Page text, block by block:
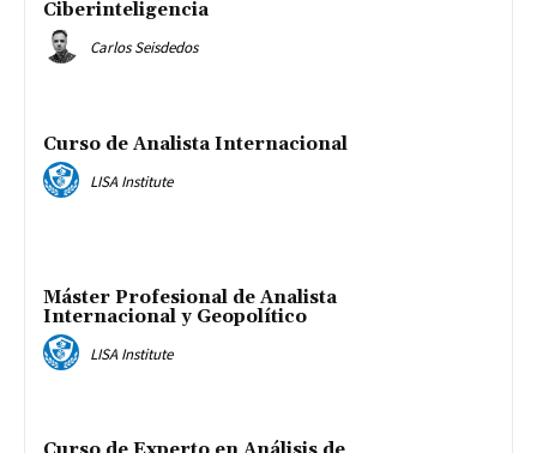
Ciberinteligencia
Carlos Seisdedos
Curso de Analista Internacional
LISA Institute
Máster Profesional de Analista
Internacional y Geopolítico
LISA Institute